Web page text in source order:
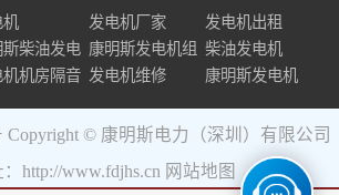
机 发电机厂家
发电机出租
斯柴油发电 康明斯发电机组 柴油发电机
机机房隔音 发电机维修 康明斯发电机
Copyright © 康明斯电力（深圳）有限公司
http://www.fdjhs.cn 网站地图